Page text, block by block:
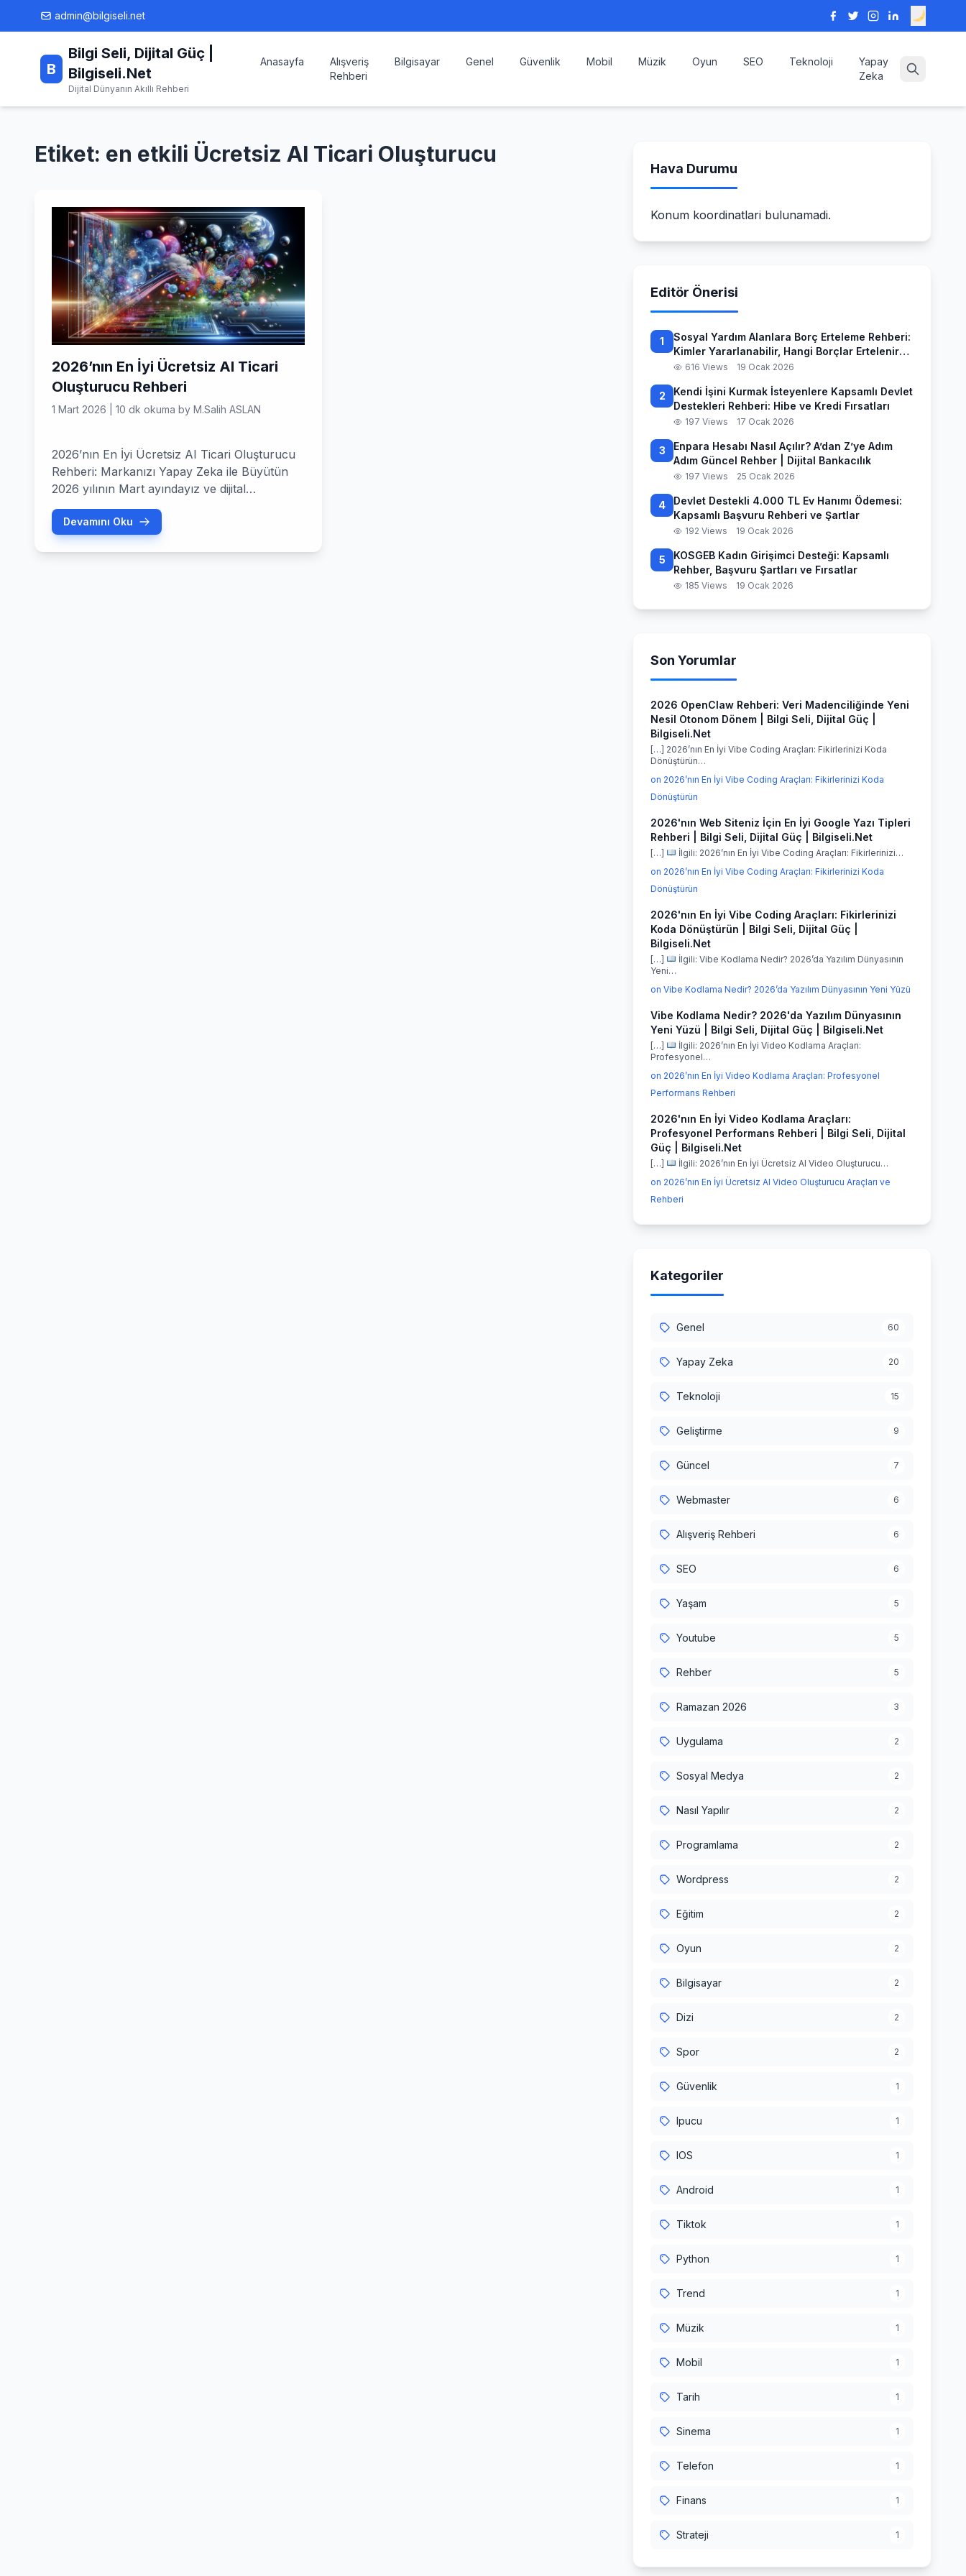
admin@bilgiseli.net
B
Bilgi Seli, Dijital Güç |
Bilgiseli.Net
Dijital Dünyanın Akıllı Rehberi
Anasayfa
Alışveriş
Rehberi
Bilgisayar Genel Güvenlik Mobil Müzik Oyun SEO Teknoloji
Yapay
Zeka
Etiket: en etkili Ücretsiz AI Ticari Oluşturucu
2026’nın En İyi Ücretsiz AI Ticari
Oluşturucu Rehberi
1 Mart 2026 10 dk okuma by M.Salih ASLAN
2026’nın En İyi Ücretsiz AI Ticari Oluşturucu
Rehberi: Markanızı Yapay Zeka ile Büyütün
2026 yılının Mart ayındayız ve dijital
pazarlama dünyası artık bambaşka bir boyuta
evrildi. Hatırlıyor musunuz, eskiden bir reklam
filmi çekmek için haftalarca planlama yapar,
Devamını Oku
Hava Durumu
Konum koordinatlari bulunamadi.
Editör Önerisi
1
Sosyal Yardım Alanlara Borç Erteleme Rehberi:
Kimler Yararlanabilir, Hangi Borçlar Ertelenir
ve Başvuru Süreci
616 Views 19 Ocak 2026
2
Kendi İşini Kurmak İsteyenlere Kapsamlı Devlet
Destekleri Rehberi: Hibe ve Kredi Fırsatları
197 Views 17 Ocak 2026
3
Enpara Hesabı Nasıl Açılır? A’dan Z’ye Adım
Adım Güncel Rehber | Dijital Bankacılık
197 Views 25 Ocak 2026
4
Devlet Destekli 4.000 TL Ev Hanımı Ödemesi:
Kapsamlı Başvuru Rehberi ve Şartlar
192 Views 19 Ocak 2026
5
KOSGEB Kadın Girişimci Desteği: Kapsamlı
Rehber, Başvuru Şartları ve Fırsatlar
185 Views 19 Ocak 2026
Son Yorumlar
2026 OpenClaw Rehberi: Veri Madenciliğinde Yeni
Nesil Otonom Dönem | Bilgi Seli, Dijital Güç |
Bilgiseli.Net
[…] 2026’nın En İyi Vibe Coding Araçları: Fikirlerinizi Koda
Dönüştürün…
on 2026’nın En İyi Vibe Coding Araçları: Fikirlerinizi Koda
Dönüştürün
2026'nın Web Siteniz İçin En İyi Google Yazı Tipleri
Rehberi | Bilgi Seli, Dijital Güç | Bilgiseli.Net
[…]
İlgili: 2026’nın En İyi Vibe Coding Araçları: Fikirlerinizi…
on 2026’nın En İyi Vibe Coding Araçları: Fikirlerinizi Koda
Dönüştürün
2026'nın En İyi Vibe Coding Araçları: Fikirlerinizi
Koda Dönüştürün | Bilgi Seli, Dijital Güç |
Bilgiseli.Net
[…]
İlgili: Vibe Kodlama Nedir? 2026’da Yazılım Dünyasının
Yeni…
on Vibe Kodlama Nedir? 2026’da Yazılım Dünyasının Yeni Yüzü
Vibe Kodlama Nedir? 2026'da Yazılım Dünyasının
Yeni Yüzü | Bilgi Seli, Dijital Güç | Bilgiseli.Net
[…]
İlgili: 2026’nın En İyi Video Kodlama Araçları:
Profesyonel…
on 2026’nın En İyi Video Kodlama Araçları: Profesyonel
Performans Rehberi
2026'nın En İyi Video Kodlama Araçları:
Profesyonel Performans Rehberi | Bilgi Seli, Dijital
Güç | Bilgiseli.Net
[…]
İlgili: 2026’nın En İyi Ücretsiz AI Video Oluşturucu…
on 2026’nın En İyi Ücretsiz AI Video Oluşturucu Araçları ve
Rehberi
Kategoriler
Genel 60
Yapay Zeka 20
Teknoloji 15
Geliştirme 9
Güncel 7
Webmaster 6
Alışveriş Rehberi 6
SEO 6
Yaşam 5
Youtube 5
Rehber 5
Ramazan 2026 3
Uygulama 2
Sosyal Medya 2
Nasıl Yapılır 2
Programlama 2
Wordpress 2
Eğitim 2
Oyun 2
Bilgisayar 2
Dizi 2
Spor 2
Güvenlik 1
Ipucu 1
IOS 1
Android 1
Tiktok 1
Python 1
Trend 1
Müzik 1
Mobil 1
Tarih 1
Sinema 1
Telefon 1
Finans 1
Strateji 1